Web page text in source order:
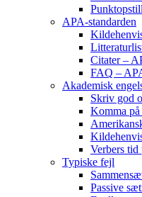
APA-standarden
Citater –
FAQ –
Akademisk
Skriv god
Komma på
Verbers tid
Typiske fejl
Passive